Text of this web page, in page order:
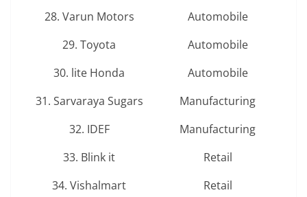
28. Varun Motors
Automobile
29. Toyota
Automobile
30. lite Honda
Automobile
31. Sarvaraya Sugars
Manufacturing
32. IDEF
Manufacturing
33. Blink it
Retail
34. Vishalmart
Retail